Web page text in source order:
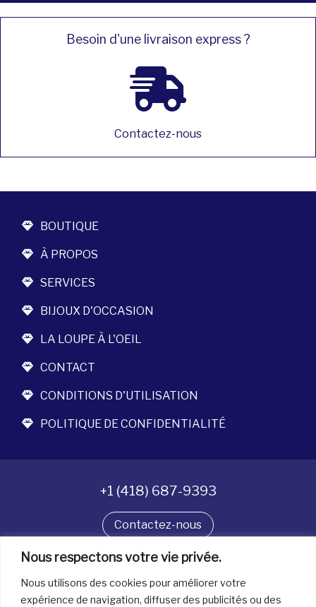
Nous respectons votre vie privée.
Nous utilisons des cookies pour améliorer votre
expérience de navigation, diffuser des publicités ou des
Besoin d'une livraison express ?
Contactez-nous
BOUTIQUE
À PROPOS
SERVICES
BIJOUX D'OCCASION
LA LOUPE À L'OEIL
CONTACT
CONDITIONS D'UTILISATION
POLITIQUE DE CONFIDENTIALITÉ
+1 (418) 687-9393
Contactez-nous
Suivez-nous